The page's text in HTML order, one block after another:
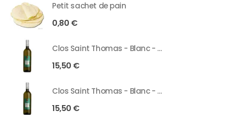
Petit sachet de pain
0,80 €
Clos Saint Thomas - Blanc - 75 Cl
15,50 €
Clos Saint Thomas - Blanc - 37 Cl
15,50 €